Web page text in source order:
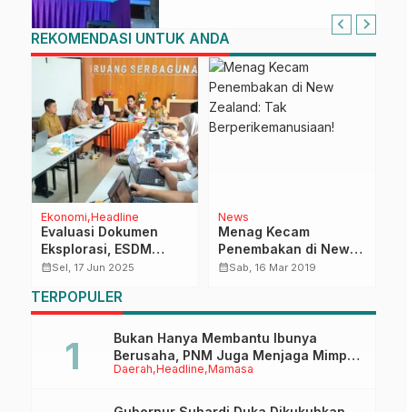
REKOMENDASI UNTUK ANDA
Ekonomi Headline
Evaluasi Dokumen
Eksplorasi, ESDM
Sulbar Tegaskan
Tambang
calendar_monthSel, 17 Jun 2025
News
Menag Kecam
Penembakan di New
Zealand: Tak
calendar_monthSab, 16 Mar 2019
TERPOPULER
Daerah Headline Mamasa
Bukan Hanya Membantu Ibunya
Berusaha, PNM Juga Menjaga Mimpi
Anaknya Untuk Menggapai Cita-Cita